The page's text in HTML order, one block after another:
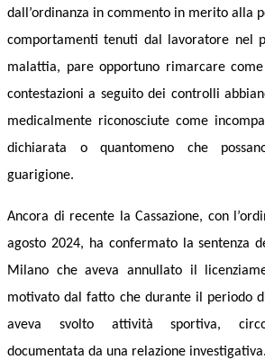
dall’ordinanza in commento in merito alla
comportamenti tenuti dal lavoratore nel
malattia, pare opportuno rimarcare
contestazioni a seguito dei controlli
medicalmente riconosciute come
dichiarata o quantomeno che
guarigione.
Ancora di recente la Cassazione, con
agosto 2024, ha confermato la sentenza
Milano che aveva annullato il
motivato dal fatto che durante il periodo
aveva svolto attività sportiva,
documentata da una relazione investigativa.